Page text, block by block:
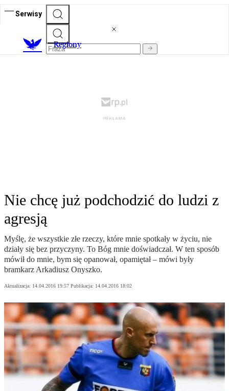
Serwisy
Regiony
Nie chcę już podchodzić do ludzi z
agresją
Myślę, że wszystkie złe rzeczy, które mnie spotkały w życiu, nie
działy się bez przyczyny. To Bóg mnie doświadczał. W ten sposób
mówił do mnie, bym się opanował, opamiętał – mówi były
bramkarz Arkadiusz Onyszko.
Aktualizacja: 14.04.2016 19:57 Publikacja: 14.04.2016 18:02